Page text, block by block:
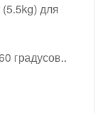
для
градусов..